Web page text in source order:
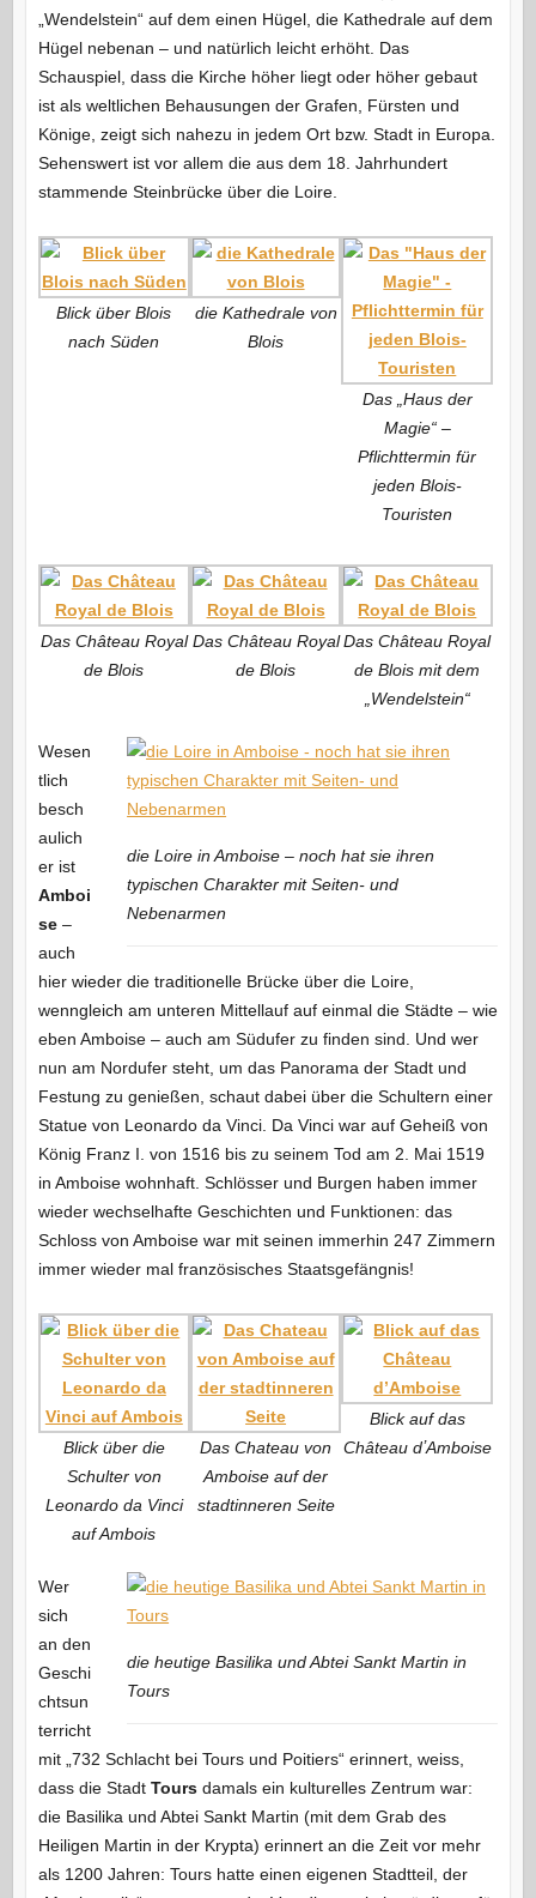
„Wendelstein“ auf dem einen Hügel, die Kathedrale auf dem
Hügel nebenan – und natürlich leicht erhöht. Das
Schauspiel, dass die Kirche höher liegt oder höher gebaut
ist als weltlichen Behausungen der Grafen, Fürsten und
Könige, zeigt sich nahezu in jedem Ort bzw. Stadt in Europa.
Sehenswert ist vor allem die aus dem 18. Jahrhundert
stammende Steinbrücke über die Loire.
Blick über Blois
nach Süden
die Kathedrale von
Blois
Das „Haus der
Magie“ –
Pflichttermin für
jeden Blois-
Touristen
Das Château Royal
de Blois
Das Château Royal
de Blois
Das Château Royal
de Blois mit dem
„Wendelstein“
die Loire in Amboise – noch hat sie ihren
typischen Charakter mit Seiten- und
Nebenarmen
Wesen
tlich
besch
aulich
er ist
Amboi
se–
auch
hier wieder die traditionelle Brücke über die Loire,
wenngleich am unteren Mittellauf auf einmal die Städte – wie
eben Amboise – auch am Südufer zu finden sind. Und wer
nun am Nordufer steht, um das Panorama der Stadt und
Festung zu genießen, schaut dabei über die Schultern einer
Statue von Leonardo da Vinci. Da Vinci war auf Geheiß von
König Franz I. von 1516 bis zu seinem Tod am 2. Mai 1519
in Amboise wohnhaft. Schlösser und Burgen haben immer
wieder wechselhafte Geschichten und Funktionen: das
Schloss von Amboise war mit seinen immerhin 247 Zimmern
immer wieder mal französisches Staatsgefängnis!
Blick über die
Schulter von
Leonardo da Vinci
auf Ambois
Das Chateau von
Amboise auf der
stadtinneren Seite
Blick auf das
Château dʼAmboise
die heutige Basilika und Abtei Sankt Martin in
Tours
Wer
sich
an den
Geschi
chtsun
terricht
mit „732 Schlacht bei Tours und Poitiers“ erinnert, weiss,
dass die Stadt Toursdamals ein kulturelles Zentrum war:
die Basilika und Abtei Sankt Martin (mit dem Grab des
Heiligen Martin in der Krypta) erinnert an die Zeit vor mehr
als 1200 Jahren: Tours hatte einen eigenen Stadtteil, der